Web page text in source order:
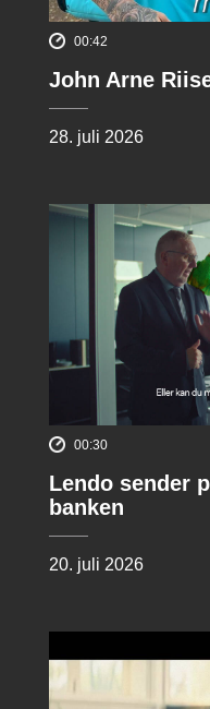
00:42
John Arne
28. juli 2026
00:30
Lendo sender
banken
20. juli 2026